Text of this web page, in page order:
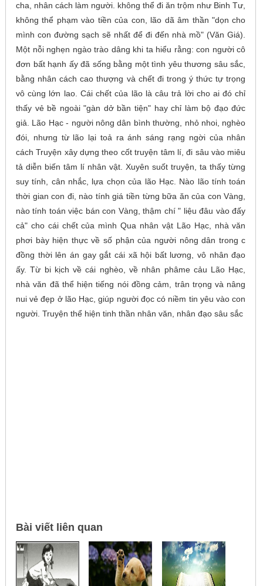
cha, nhân cách làm người. không thể đi ăn trộm như Binh Tư,
không thể phạm vào tiền của con, lão dã âm thần "dọn cho
mình con đường sạch sẽ nhất để đi đến nhà mồ" (Văn Giá).
Một nỗi nghẹn ngào trào dâng khi ta hiểu rằng: con người cô
đơn bất hạnh ấy đã sống bằng một tình yêu thương sâu sắc,
bằng nhân cách cao thượng và chết đi trong ý thức tự trọng
vô cùng lớn lao. Cái chết của lão là câu trả lời cho ai đó chỉ
thấy vẻ bề ngoài "gàn dở bần tiện" hay chỉ làm bộ đạo đức
giả. Lão Hạc - người nông dân bình thường, nhỏ nhoi, nghèo
đói, nhưng từ lão lại toả ra ánh sáng rạng ngời của nhân
cách Truyện xây dựng theo cốt truyện tâm lí, đi sâu vào miêu
tả diễn biến tâm lí nhân vật. Xuyên suốt truyện, ta thấy từng
suy tính, cân nhắc, lựa chọn của lão Hạc. Nào lão tính toán
thời gian con đi, nào tính giá tiền từng bữa ăn của con Vàng,
nào tính toán việc bán con Vàng, thậm chí " liệu đâu vào đấy
cả" cho cái chết của mình Qua nhân vật Lão Hạc, nhà văn
phơi bày hiện thực về số phận của người nông dân trong c
đồng thời lên án gay gắt cái xã hội bất lương, vô nhân đạo
ấy. Từ bi kịch về cái nghèo, về nhân phâme cảu Lão Hạc,
nhà văn đã thể hiện tiếng nói đồng cảm, trân trọng và nâng
nui vẻ đẹp ở lão Hạc, giúp người đọc có niềm tin yêu vào con
người. Truyện thể hiện tinh thần nhân văn, nhân đạo sâu sắc
Bài viết liên quan